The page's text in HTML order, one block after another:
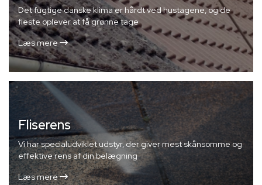
Det fugtige danske klima er hårdt ved hustagene, og de
fleste oplever at få grønne tage
Læs mere
Fliserens
Vi har specialudviklet udstyr, der giver mest skånsomme og
effektive rens af din belægning
Læs mere